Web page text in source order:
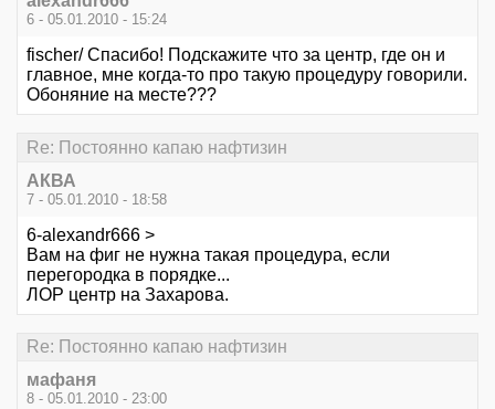
6 - 05.01.2010 - 15:24
fischer/ Спасибо! Подскажите что за центр, где он и
главное, мне когда-то про такую процедуру говорили.
Обоняние на месте???
Re: Постоянно капаю нафтизин
АКВА
7 - 05.01.2010 - 18:58
6-alexandr666 >
Вам на фиг не нужна такая процедура, если
перегородка в порядке...
ЛОР центр на Захарова.
Re: Постоянно капаю нафтизин
мафаня
8 - 05.01.2010 - 23:00